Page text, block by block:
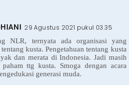
29 Agustus 2021 pukul 03.35
NLR, ternyata ada organisasi yang
kusta. Pengetahuan tentang kusta
dan merata di Indonesia. Jadi masih
ttg kusta. Smoga dengan acara
generasi muda.